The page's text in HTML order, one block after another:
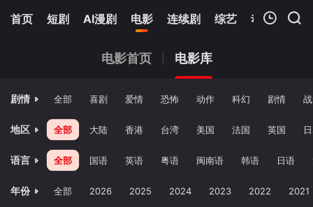
首页 短剧 AI漫剧 电影 连续剧 综艺 动漫
我的观影记录
暂无观看影片的记录
电影首页 电影库
剧情 全部 喜剧 爱情 恐怖 动作 科幻 剧情
地区 全部 大陆 香港 台湾 美国 法国 英国
语言 全部 国语 英语 粤语 闽南语 韩语 日语
年份 全部 2026 2025 2024 2023 2022 2021